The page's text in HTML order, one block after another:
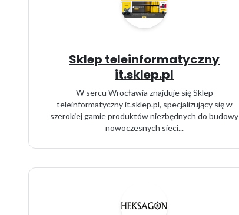
Sklep teleinformatyczny
it.sklep.pl
W sercu Wrocławia znajduje się Sklep
teleinformatyczny it.sklep.pl, specjalizujący się w
szerokiej gamie produktów niezbędnych do budowy
nowoczesnych sieci...